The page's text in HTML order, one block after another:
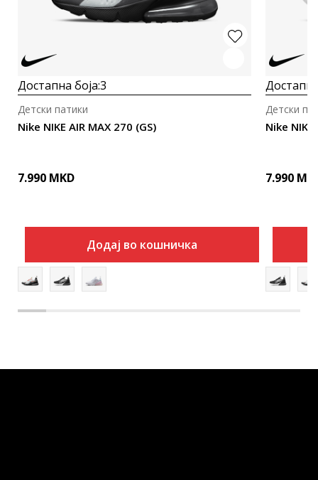
Достапна боја:3
Nike NIKE AIR MAX 270 (GS)
Детски патики
7.990 MKD
Додај во кошничка
Nike NIKE
Детски
7.990